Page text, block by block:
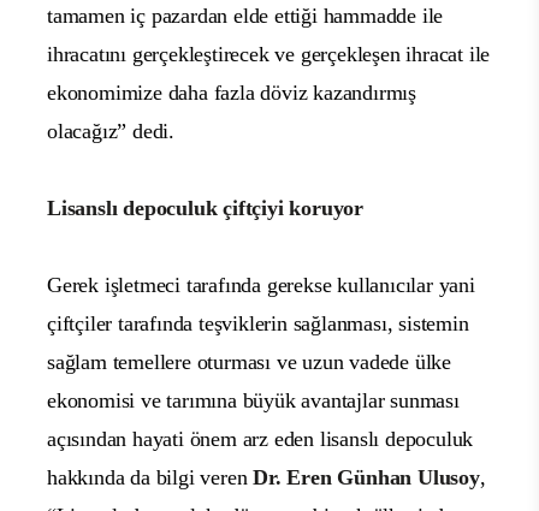
tamamen iç pazardan elde ettiği hammadde ile
ihracatını gerçekleştirecek ve gerçekleşen ihracat ile
ekonomimize daha fazla döviz kazandırmış
olacağız” dedi.
Lisanslı depoculuk çiftçiyi koruyor
Gerek işletmeci tarafında gerekse kullanıcılar yani
çiftçiler tarafında teşviklerin sağlanması, sistemin
sağlam temellere oturması ve uzun vadede ülke
ekonomisi ve tarımına büyük avantajlar sunması
açısından hayati önem arz eden lisanslı depoculuk
hakkında da bilgi verenDr. Eren Günhan Ulusoy,